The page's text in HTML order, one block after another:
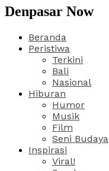
Denpasar Now
Beranda
Peristiwa
Terkini
Bali
Nasional
Hiburan
Humor
Musik
Film
Seni Budaya
Inspirasi
Viral!